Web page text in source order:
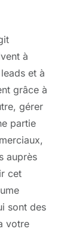
à
et à
grâce à
gérer
partie
auprès
cet
sont des
votre